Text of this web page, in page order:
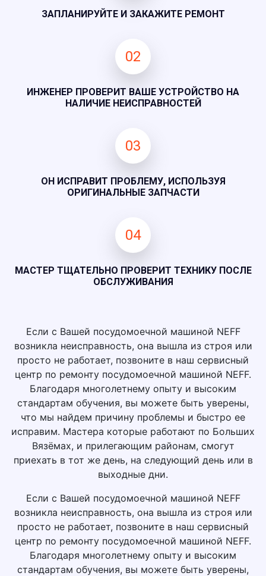
ЗАПЛАНИРУЙТЕ И ЗАКАЖИТЕ РЕМОНТ
02
ИНЖЕНЕР ПРОВЕРИТ ВАШЕ УСТРОЙСТВО НА
НАЛИЧИЕ НЕИСПРАВНОСТЕЙ
03
ОН ИСПРАВИТ ПРОБЛЕМУ, ИСПОЛЬЗУЯ
ОРИГИНАЛЬНЫЕ ЗАПЧАСТИ
04
МАСТЕР ТЩАТЕЛЬНО ПРОВЕРИТ ТЕХНИКУ ПОСЛЕ
ОБСЛУЖИВАНИЯ
Если с Вашей посудомоечной машиной NEFF
возникла неисправность, она вышла из строя или
просто не работает, позвоните в наш сервисный
центр по ремонту посудомоечной машиной NEFF.
Благодаря многолетнему опыту и высоким
стандартам обучения, вы можете быть уверены,
что мы найдем причину проблемы и быстро ее
исправим. Мастера которые работают по Больших
Вязёмах, и прилегающим районам, смогут
приехать в тот же день, на следующий день или в
выходные дни.
Если с Вашей посудомоечной машиной NEFF
возникла неисправность, она вышла из строя или
просто не работает, позвоните в наш сервисный
центр по ремонту посудомоечной машиной NEFF.
Благодаря многолетнему опыту и высоким
стандартам обучения, вы можете быть уверены,